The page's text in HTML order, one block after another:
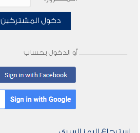
دخول المشتركين
أو الدخول بحساب